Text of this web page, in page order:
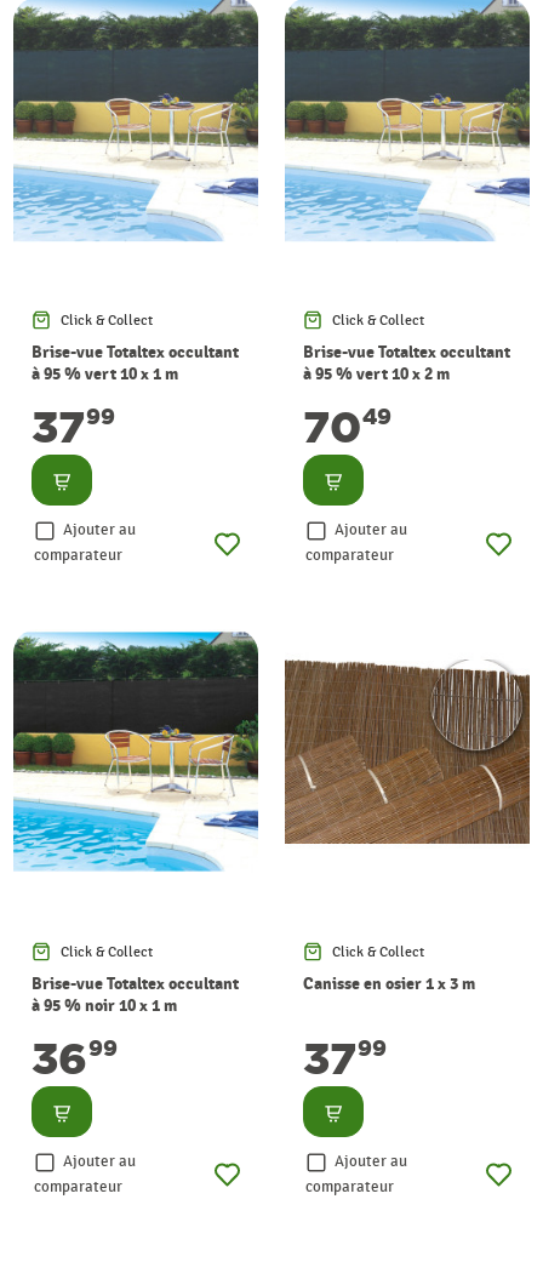
Click & Collect
Brise-vue Totaltex occultant
à 95 % vert 10 x 1 m
3799
Consulter
Ajouter au
comparateur
Click & Collect
Brise-vue Totaltex occultant
à 95 % vert 10 x 2 m
7049
Consulter
Ajouter au
comparateur
Click & Collect
Brise-vue Totaltex occultant
à 95 % noir 10 x 1 m
3699
Consulter
Ajouter au
comparateur
Click & Collect
Canisse en osier 1 x 3 m
3799
Consulter
Ajouter au
comparateur